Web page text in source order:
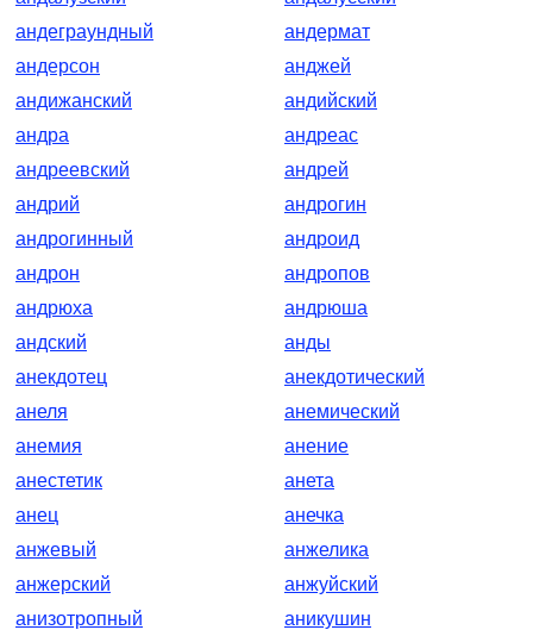
андеграундный
андермат
андерсон
анджей
андижанский
андийский
андра
андреас
андреевский
андрей
андрий
андрогин
андрогинный
андроид
андрон
андропов
андрюха
андрюша
андский
анды
анекдотец
анекдотический
анеля
анемический
анемия
анение
анестетик
анета
анец
анечка
анжевый
анжелика
анжерский
анжуйский
анизотропный
аникушин